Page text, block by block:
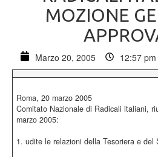
MOZIONE
Marzo 20, 2005 12:57 pm
Roma, 20 marzo 2005
Comitato Nazionale di Radicali italiani,
marzo 2005:
1. udite le relazioni della Tesoriera e del